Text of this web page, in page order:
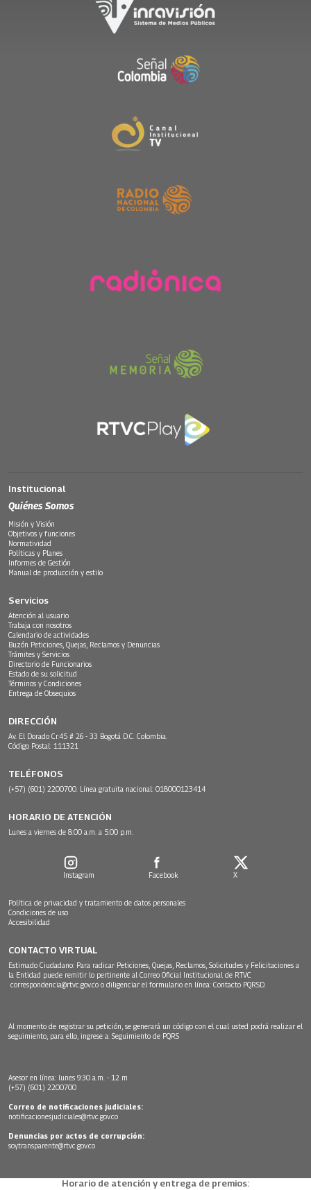
Institucional
Quiénes Somos
Misión y Visión
Objetivos y funciones
Normatividad
Políticas y Planes
Informes de Gestión
Manual de producción y estilo
Servicios
Atención al usuario
Trabaja con nosotros
Calendario de actividades
Buzón Peticiones, Quejas, Reclamos y Denuncias
Trámites y Servicios
Directorio de Funcionarios
Estado de su solicitud
Términos y Condiciones
Entrega de Obsequios
DIRECCIÓN
Av. El Dorado Cr.45 # 26 - 33 Bogotá D.C. Colombia.
Código Postal: 111321
TELÉFONOS
(+57) (601) 2200700. Línea gratuita nacional: 018000123414
HORARIO DE ATENCIÓN
Lunes a viernes de 8:00 a.m. a 5:00 p.m.
Instagram Facebook X
Política de privacidad y tratamiento de datos personales
Condiciones de uso
Accesibilidad
CONTACTO VIRTUAL
Estimado Ciudadano: Para radicar Peticiones, Quejas, Reclamos, Solicitudes y Felicitaciones a
la Entidad puede remitir lo pertinente al Correo Oficial Institucional de RTVC
correspondencia@rtvc.gov.co o diligenciar el formulario en línea: Contacto PQRSD.
Al momento de registrar su petición, se generará un código con el cual usted podrá realizar el
seguimiento, para ello, ingrese a: Seguimiento de PQRS
Asesor en línea: lunes 9:30 a.m. - 12 m
(+57) (601) 2200700
Correo de notificaciones judiciales:
notificacionesjudiciales@rtvc.gov.co
Denuncias por actos de corrupción:
soytransparente@rtvc.gov.co
Horario de atención y entrega de premios: